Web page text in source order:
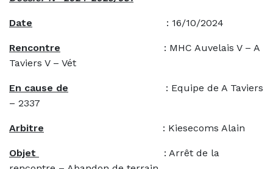
Date : 16/10/2024
Rencontre : MHC Auvelais V – A
Taviers V – Vét
En cause de : Equipe de A Taviers
– 2337
Arbitre : Kiesecoms Alain
Objet
: Arrêt de la